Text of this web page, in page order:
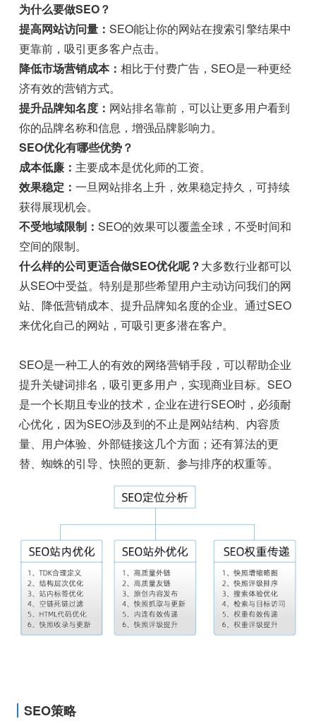
为什么要做SEO？
提高网站访问量：SEO能让你的网站在搜索引擎结果中
更靠前，吸引更多客户点击。
降低市场营销成本：相比于付费广告，SEO是一种更经
济有效的营销方式。
提升品牌知名度： 网站排名靠前，可以让更多用户看到
你的品牌名称和信息，增强品牌影响力。
SEO优化有哪些优势？
成本低廉： 主要成本是优化师的工资。
效果稳定：一旦网站排名上升，效果稳定持久，可持续
获得展现机会。
不受地域限制：SEO的效果可以覆盖全球，不受时间和
空间的限制。
什么样的公司更适合做SEO优化呢？大多数行业都可以
从SEO中受益。特别是那些希望用户主动访问我们的网
站、降低营销成本、提升品牌知名度的企业。通过SEO
来优化自己的网站，可吸引更多潜在客户。
SEO是一种工人的有效的网络营销手段，可以帮助企业
提升关键词排名，吸引更多用户，实现商业目标。SEO
是一个长期且专业的技术，企业在进行SEO时，必须耐
心优化，因为SEO涉及到的不止是网站结构、内容质
量、用户体验、外部链接这几个方面；还有算法的更
替、蜘蛛的引导、快照的更新、参与排序的权重等。
SEO策略